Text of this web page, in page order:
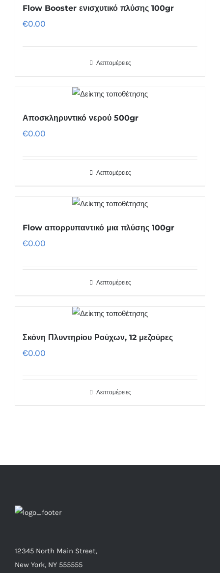
Flow Booster ενισχυτικό πλύσης 100gr
€0.00
Λεπτομέρειες
Αποσκληρυντικό νερού 500gr
€0.00
Λεπτομέρειες
Flow απορρυπαντικό μια πλύσης 100gr
€0.00
Λεπτομέρειες
Σκόνη Πλυντηρίου Ρούχων, 12 μεζούρες
€0.00
Λεπτομέρειες
12345 North Main Street,
New York, NY 555555